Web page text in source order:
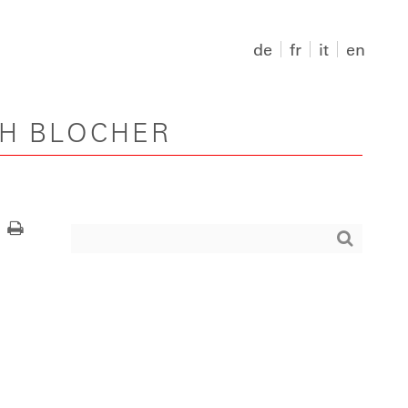
BLOCHER
de fr it en